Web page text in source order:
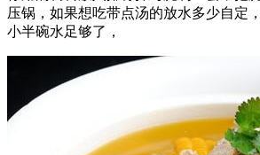
压锅，如果想吃带点汤的放水多少自定
小半碗水足够了，